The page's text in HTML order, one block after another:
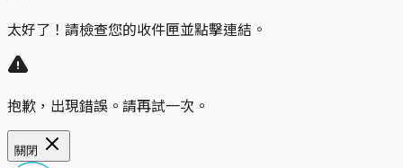
太好了！請檢查您的收件匣並點擊連結。
抱歉，出現錯誤。請再試一次。
關閉